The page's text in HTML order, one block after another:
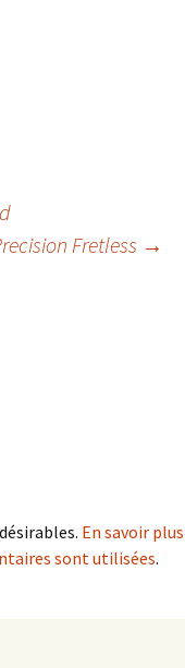
Fretless →
En savoir plus
sont utilisées.